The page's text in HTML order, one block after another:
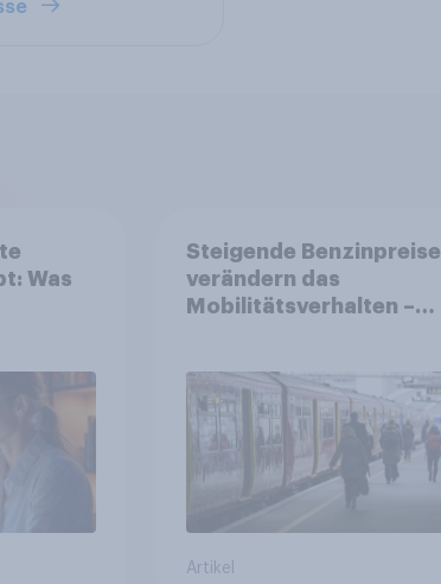
Was
Steigende Benzinpreise
verändern das
Mobilitätsverhalten –
Auto auf öffentliche
Verkehrsmittel um
Artikel